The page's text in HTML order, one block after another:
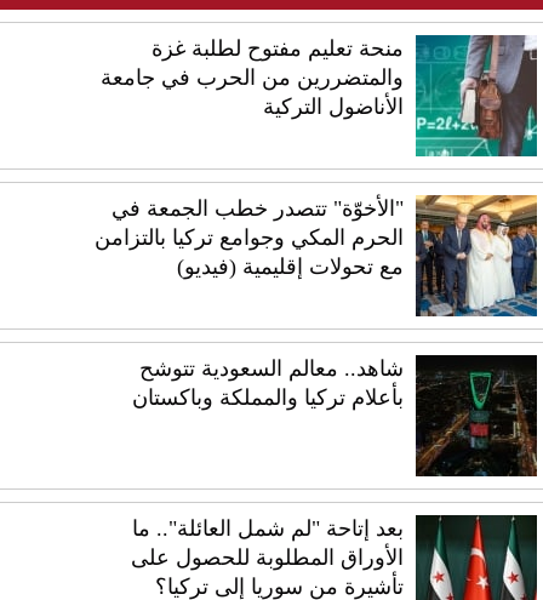
منحة تعليم مفتوح لطلبة غزة
والمتضررين من الحرب في جامعة
الأناضول التركية
"الأخوّة" تتصدر خطب الجمعة في
الحرم المكي وجوامع تركيا بالتزامن
مع تحولات إقليمية (فيديو)
شاهد.. معالم السعودية تتوشح
بأعلام تركيا والمملكة وباكستان
بعد إتاحة "لم شمل العائلة".. ما
الأوراق المطلوبة للحصول على
تأشيرة من سوريا إلى تركيا؟